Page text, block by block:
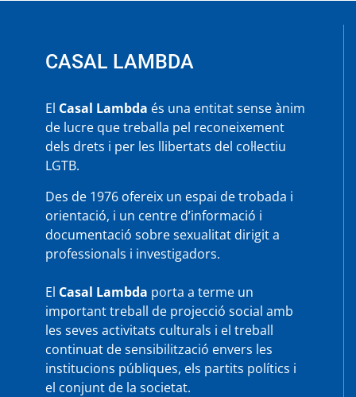
CASAL LAMBDA
El Casal Lambda és una entitat sense ànim
de lucre que treballa pel reconeixement
dels drets i per les llibertats del col·lectiu
LGTB.
Des de 1976 ofereix un espai de trobada i
orientació, i un centre d’informació i
documentació sobre sexualitat dirigit a
professionals i investigadors.
El Casal Lambda porta a terme un
important treball de projecció social amb
les seves activitats culturals i el treball
continuat de sensibilització envers les
institucions públiques, els partits polítics i
el conjunt de la societat.